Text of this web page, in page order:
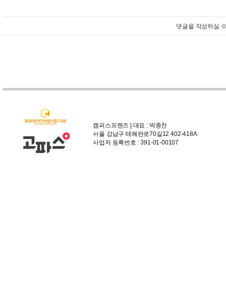
댓글을 작성하실
캠퍼스프렌즈 | 대표 : 박종찬
서울 강남구 테헤란로70길12 402-418A
사업자 등록번호 : 391-01-00107